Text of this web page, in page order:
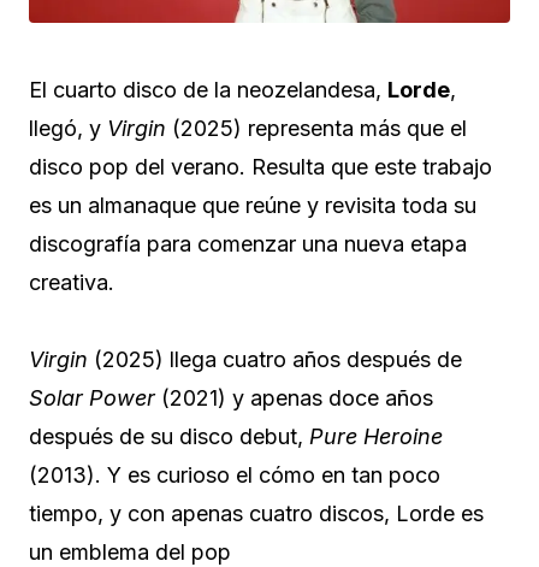
El cuarto disco de la neozelandesa, Lorde,
llegó, y Virgin (2025) representa más que el
disco pop del verano. Resulta que este trabajo
es un almanaque que reúne y revisita toda su
discografía para comenzar una nueva etapa
creativa.
Virgin (2025) llega cuatro años después de
Solar Power(2021) y apenas doce años
después de su disco debut, Pure Heroine
(2013). Y es curioso el cómo en tan poco
tiempo, y con apenas cuatro discos, Lorde es
un emblema del pop